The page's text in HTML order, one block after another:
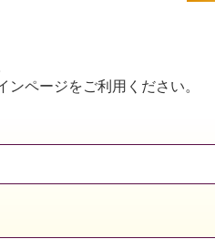
ページをご利用ください。